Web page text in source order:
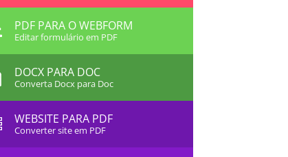
PDF PARA O WEBFORM
Editar formulário em PDF
DOCX PARA DOC
Converta Docx para Doc
WEBSITE PARA PDF
Converter site em PDF